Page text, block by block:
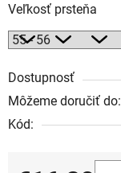
Veľkosť prsteňa
Dostupnosť
Môžeme doručiť do:
Kód: